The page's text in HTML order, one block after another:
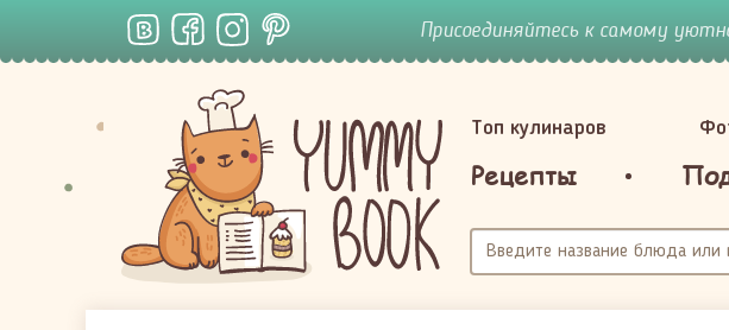
Присоединяйтесь к самому
Топ кулинаров
Рецепты